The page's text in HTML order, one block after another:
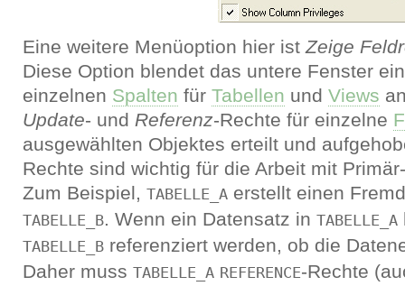
Eine weitere Menüoption hier ist Zeige
Diese Option blendet das untere Fenster
einzelnen Spalten für Tabellen und Views
Update- und Referenz-Rechte für einzelne
ausgewählten Objektes erteilt und
Rechte sind wichtig für die Arbeit mit
Zum Beispiel, TABELLE_Aerstellt einen
TABELLE_B. Wenn ein Datensatz in TABELLE_A
TABELLE_Breferenziert werden, ob die
Daher muss TABELLE_A REFERENCE-Rechte